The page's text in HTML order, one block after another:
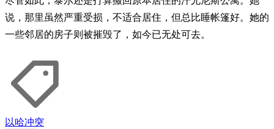
说，那里虽然严重受损，不适合居住，但总比睡帐篷好。她的
一些邻居的房子则被摧毁了，如今已无处可去。
以哈冲突